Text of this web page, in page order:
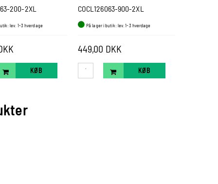
200-2XL
lev. 1-3 hverdage
KØB
COCL126063-900-2XL
På lager i butik: lev. 1-3 hverdage
449,00 DKK
KØB